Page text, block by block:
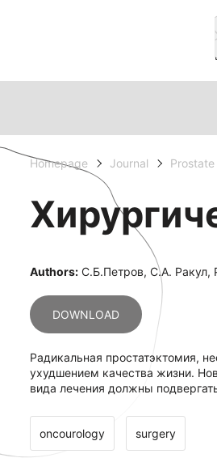
Homepage Journal
Authors: С.Б.Петров, С.А. Ракул,
DOWNLOAD
Радикальная простатэктомия,
ухудшением качества жизни.
вида лечения должны
oncourology surgery